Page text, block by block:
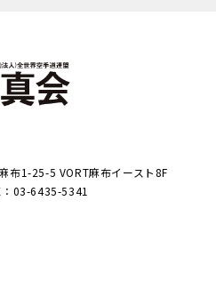
布1-25-5 VORT麻布イースト8F
03-6435-5341